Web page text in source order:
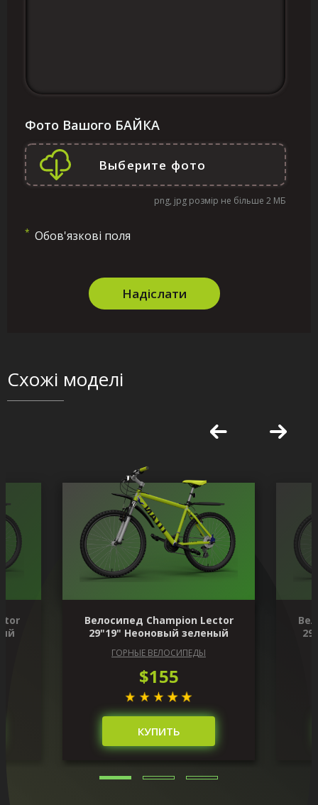
Фото Вашого БАЙКА
png, jpg розмір не більше 2 МБ
* Обов'язкові поля
Надіслати
Схожі моделі
Велосипед Champion Lector
29"19" Неоновый зеленый
ГОРНЫЕ ВЕЛОСИПЕДЫ
$155
КУПИТЬ